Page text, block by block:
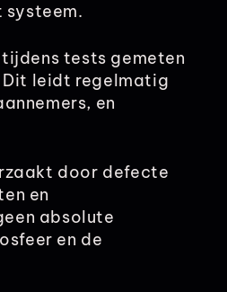
tests gemeten
Dit leidt regelmatig
en
door defecte
en
absolute
en de